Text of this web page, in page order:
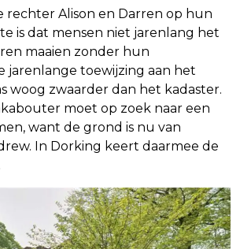
rechter Alison en Darren op hun
is dat mensen niet jarenlang het
maaien zonder hun
jarenlange toewijzing aan het
woog zwaarder dan het kadaster.
moet op zoek naar een
want de grond is nu van
In Dorking keert daarmee de